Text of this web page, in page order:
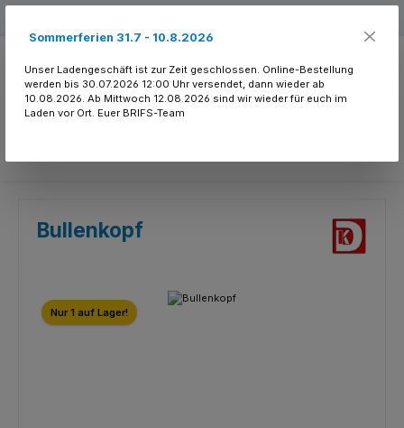
Bullenkopf
Nur 1 auf Lager!
Sommerferien 31.7 - 10.8.2026
Unser Ladengeschäft ist zur Zeit geschlossen. Online-Bestellung
werden bis 30.07.2026 12:00 Uhr versendet, dann wieder ab
10.08.2026. Ab Mittwoch 12.08.2026 sind wir wieder für euch im
Laden vor Ort. Euer BRIFS-Team